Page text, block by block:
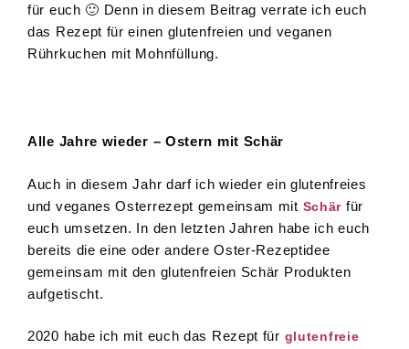
für euch 🙂 Denn in diesem Beitrag verrate ich euch
das Rezept für einen glutenfreien und veganen
Rührkuchen mit Mohnfüllung.
Alle Jahre wieder – Ostern mit Schär
Auch in diesem Jahr darf ich wieder ein glutenfreies
und veganes Osterrezept gemeinsam mit Schär für
euch umsetzen. In den letzten Jahren habe ich euch
bereits die eine oder andere Oster-Rezeptidee
gemeinsam mit den glutenfreien Schär Produkten
aufgetischt.
2020 habe ich mit euch das Rezept für glutenfreie